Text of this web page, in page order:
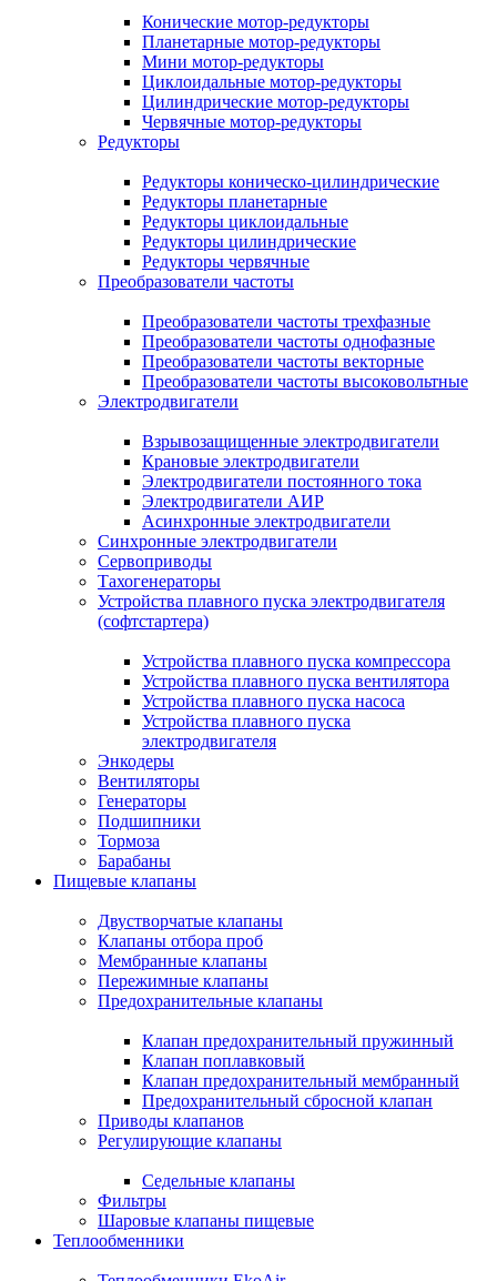
Конические мотор-редукторы
Планетарные мотор-редукторы
Мини мотор-редукторы
Циклоидальные мотор-редукторы
Цилиндрические мотор-редукторы
Червячные мотор-редукторы
Редукторы
Редукторы коническо-цилиндрические
Редукторы планетарные
Редукторы циклоидальные
Редукторы цилиндрические
Редукторы червячные
Преобразователи частоты
Преобразователи частоты трехфазные
Преобразователи частоты однофазные
Преобразователи частоты векторные
Преобразователи частоты высоковольтные
Электродвигатели
Взрывозащищенные электродвигатели
Крановые электродвигатели
Электродвигатели постоянного тока
Электродвигатели АИР
Асинхронные электродвигатели
Синхронные электродвигатели
Сервоприводы
Тахогенераторы
Устройства плавного пуска электродвигателя
(софтстартера)
Устройства плавного пуска компрессора
Устройства плавного пуска вентилятора
Устройства плавного пуска насоса
Устройства плавного пуска
электродвигателя
Энкодеры
Вентиляторы
Генераторы
Подшипники
Тормоза
Барабаны
Пищевые клапаны
Двустворчатые клапаны
Клапаны отбора проб
Мембранные клапаны
Пережимные клапаны
Предохранительные клапаны
Клапан предохранительный пружинный
Клапан поплавковый
Клапан предохранительный мембранный
Предохранительный сбросной клапан
Приводы клапанов
Регулирующие клапаны
Седельные клапаны
Фильтры
Шаровые клапаны пищевые
Теплообменники